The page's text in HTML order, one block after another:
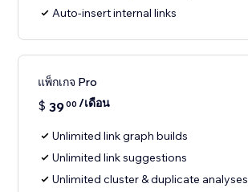
Auto-insert internal links
แพ็กเกจ Pro
$ 3900 /เดือน
Unlimited link graph builds
Unlimited link suggestions
Unlimited cluster & duplicate analyses